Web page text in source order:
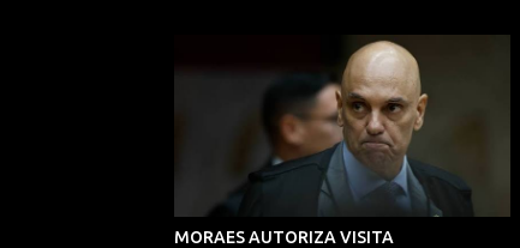
Morgana Macena
Visitar perfil
Rafael Durand
Visitar perfil
Rafael Paes
MORAES AUTORIZA VISITA